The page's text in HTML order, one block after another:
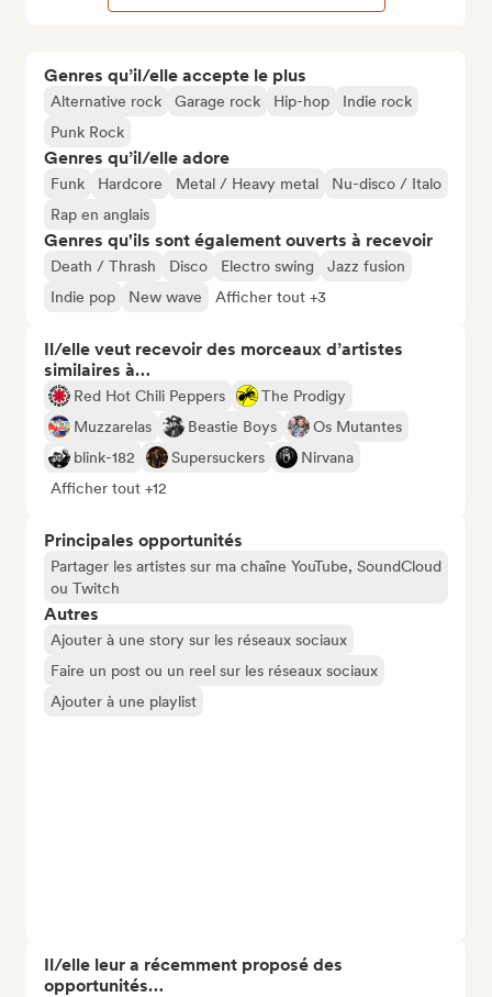
Genres qu’il/elle accepte le plus
Alternative rock Garage rock Hip-hop
Indie rock
Punk Rock
Genres qu’il/elle adore
Funk Hardcore Metal / Heavy metal
Nu-disco / Italo
Rap en anglais
Genres qu'ils sont également ouverts à recevoir
Death / Thrash Disco Electro swing
Jazz fusion
Indie pop
New wave Afficher tout +3
Il/elle veut recevoir des morceaux d’artistes
similaires à…
Red Hot Chili Peppers
The Prodigy
Muzzarelas
Beastie Boys
Os Mutantes
blink-182
Supersuckers
Nirvana
Afficher tout +12
Principales opportunités
Partager les artistes sur ma chaîne YouTube, SoundCloud
ou Twitch
Autres
Ajouter à une story sur les réseaux sociaux
Faire un post ou un reel sur les réseaux sociaux
Ajouter à une playlist
Il/elle leur a récemment proposé des
opportunités…